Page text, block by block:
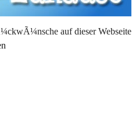
auf dieser Webseite